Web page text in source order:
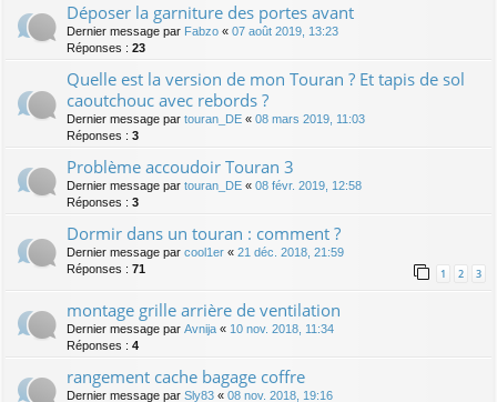
Déposer la garniture des portes avant
Dernier message par Fabzo « 07 août 2019, 13:23
Réponses : 23
Quelle est la version de mon Touran ? Et tapis de sol
caoutchouc avec rebords ?
Dernier message par touran_DE « 08 mars 2019, 11:03
Réponses : 3
Problème accoudoir Touran 3
Dernier message par touran_DE « 08 févr. 2019, 12:58
Réponses : 3
Dormir dans un touran : comment ?
Dernier message par cool1er « 21 déc. 2018, 21:59
Réponses : 71 1 2 3
montage grille arrière de ventilation
Dernier message par Avnija « 10 nov. 2018, 11:34
Réponses : 4
rangement cache bagage coffre
Dernier message par Sly83 « 08 nov. 2018, 19:16